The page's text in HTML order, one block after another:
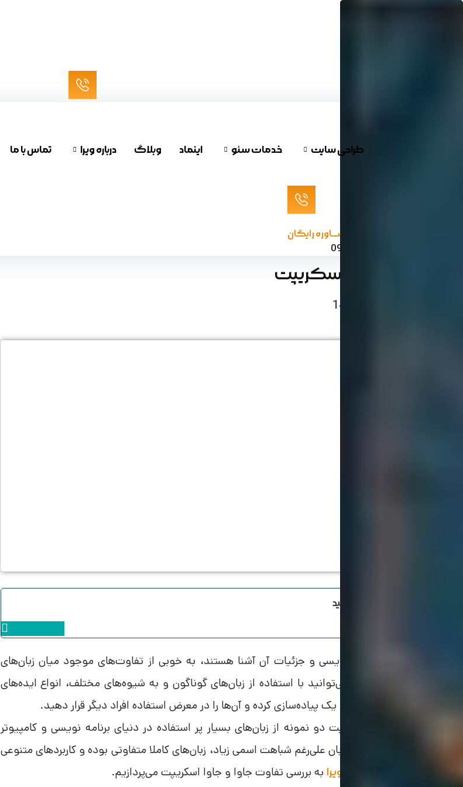
طراحی سایت خدمات سئو اینماد وبلاگ درباره ویرا تماس با ما
مشـــاوره رایگان
09120624732
تفاوت جاوا و جاوا اسکریپت
اینستاگرام ویرا رو دنبال کنید
افرادی که با دنیای برنامه نویسی و جزئیات آن آشنا هستند، به خوبی از تفاوت‌های موجود میان زبان‌های
مختلف آگاهی دارند. شما می‌توانید با استفاده از زبان‌های گوناگون و به شیوه‌های مختلف، انواع ایده‌های
خود را در قالب کدهای صفر و یک پیاده‌سازی کرده و آن‌ها را در معرض استفاده افراد دیگر قرار دهید.
زبان‌های جاوا و جاوا اسکریپت دو نمونه از زبان‌های بسیار پر استفاده در دنیای برنامه نویسی و کامپیوتر
محسوب می‌‎شوند. این دو زبان علی‌رغم شباهت‌ اسمی زیاد، زبان‌های کاملا متفاوتی بوده و کاربردهای متنوعی
دارند. در ادامه این مقاله از
ویرا به بررسی تفاوت جاوا و جاوا اسکریپت می‌پردازیم.